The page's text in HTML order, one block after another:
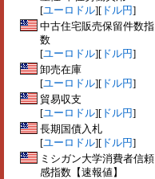
[ユーロドル][ ドル円]
中古住宅販売保留件数指
数
[ユーロドル][ ドル円]
卸売在庫
[ユーロドル][ ドル円]
貿易収支
[ユーロドル][ ドル円]
長期国債入札
[ユーロドル][ ドル円]
ミシガン大学消費者信頼
感指数【速報値】